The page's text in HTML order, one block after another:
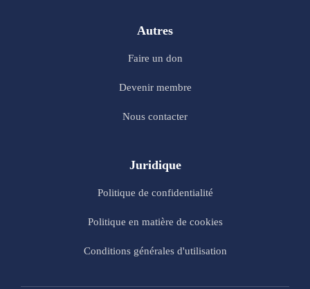
Autres
Faire un don
Devenir membre
Nous contacter
Juridique
Politique de confidentialité
Politique en matière de cookies
Conditions générales d'utilisation